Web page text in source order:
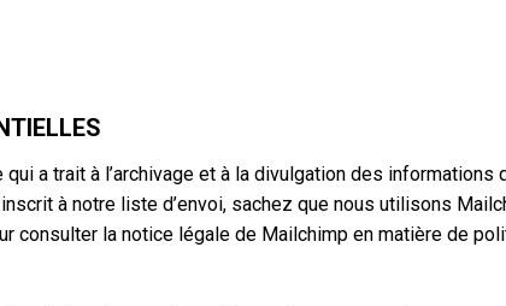
a trait à l’archivage et à la divulgation des informations
à notre liste d’envoi, sachez que nous utilisons
consulter la notice légale de Mailchimp en matière de